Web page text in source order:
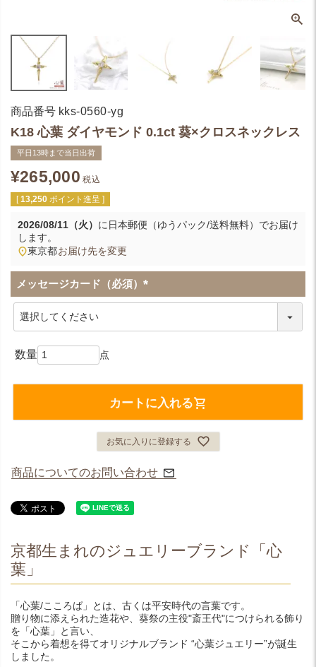
商品番号 kks-0560-yg
K18 心葉 ダイヤモンド 0.1ct 葵×クロスネックレス
平日13時まで当日出荷
¥265,000 税込
[ 13,250 ポイント進呈 ]
2026/08/11（火） に 日本郵便（ゆうパック/送料無料） でお届け
します。
東京都お届け先を変更
メッセージカード（必須）
(
カートに入れる
お気に入りに登録する
商品についてのお問い合わせ
京都生まれのジュエリーブランド「心
葉」
「心葉/こころば」とは、古くは平安時代の言葉です。
贈り物に添えられた造花や、葵祭の主役"斎王代"につけられる飾り
を「心葉」と言い、
そこから着想を得てオリジナルブランド “心葉ジュエリー”が誕生
しました。